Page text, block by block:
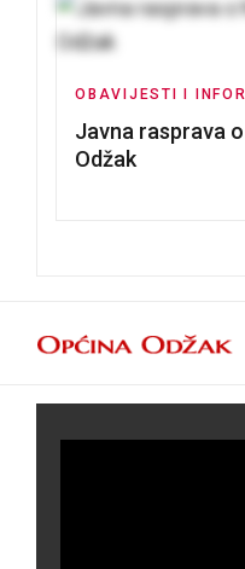
OBAVIJESTI I
Javna rasprava
Odžak